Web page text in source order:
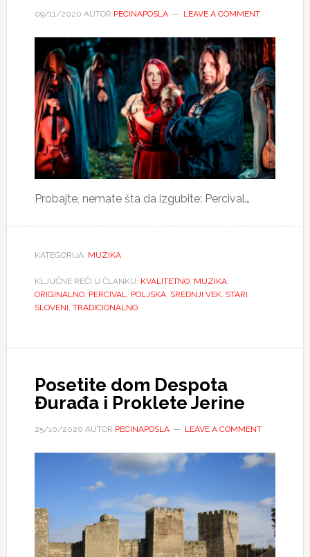
09/11/2020 AUTOR PECINAPOSLA LEAVE A COMMENT
Probajte, nemate šta da izgubite: Percival…
KATEGORIJA: MUZIKA
KLJUČNE REČI U ČLANKU: KVALITETNO, MUZIKA,
ORIGINALNO, PERCIVAL POLJSKA, SREDNJI VEK, STARI
SLOVENI TRADICIONALNO
Posetite dom Despota
Đurađa i Proklete Jerine
25/10/2020 AUTOR PECINAPOSLA LEAVE A COMMENT